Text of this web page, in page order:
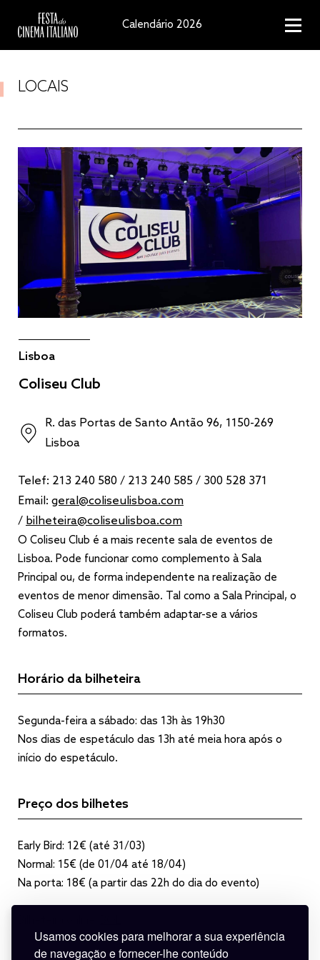
Usamos cookies para melhorar a sua experiência
de navegação e fornecer-lhe conteúdo
Calendário 2026
LOCAIS
Lisboa
Coliseu Club
R. das Portas de Santo Antão 96, 1150-269
Lisboa
Telef: 213 240 580 / 213 240 585 / 300 528 371
Email: geral@coliseulisboa.com
/ bilheteira@coliseulisboa.com
O Coliseu Club é a mais recente sala de eventos de
Lisboa. Pode funcionar como complemento à Sala
Principal ou, de forma independente na realização de
eventos de menor dimensão. Tal como a Sala Principal, o
Coliseu Club poderá também adaptar-se a vários
formatos.
Horário da bilheteira
Segunda-feira a sábado: das 13h às 19h30
Nos dias de espetáculo das 13h até meia hora após o
início do espetáculo.
Preço dos bilhetes
Early Bird: 12€ (até 31/03)
Normal: 15€ (de 01/04 até 18/04)
Na porta: 18€ (a partir das 22h do dia do evento)